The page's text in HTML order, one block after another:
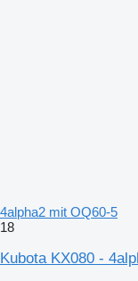
4alpha2 mit OQ60-5
18
Kubota KX080 -